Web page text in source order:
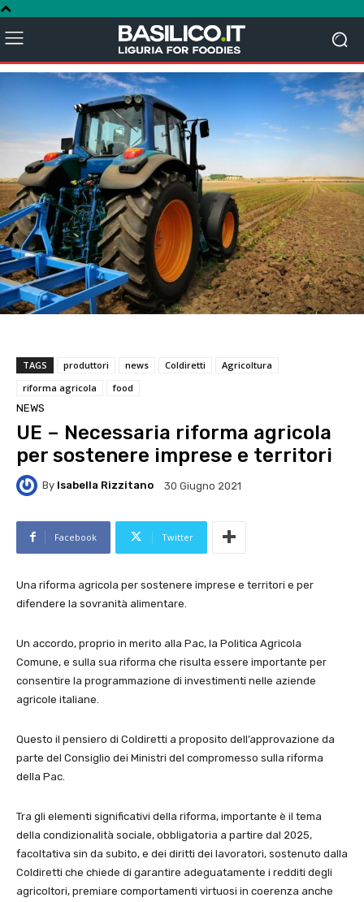
TAGS produttori news Coldiretti
Agricoltura
riforma agricola
food
NEWS
UE – Necessaria riforma agricola
per sostenere imprese e territori
By Isabella Rizzitano 30 Giugno 2021
Facebook Twitter
Una riforma agricola per sostenere imprese e territori e per
difendere la sovranità alimentare.
Un accordo, proprio in merito alla Pac, la Politica Agricola
Comune, e sulla sua riforma che risulta essere importante per
consentire la programmazione di investimenti nelle aziende
agricole italiane.
Questo il pensiero di Coldiretti a proposito dell’approvazione da
parte del Consiglio dei Ministri del compromesso sulla riforma
della Pac.
Tra gli elementi significativi della riforma, importante è il tema
della condizionalità sociale, obbligatoria a partire dal 2025,
facoltativa sin da subito, e dei diritti dei lavoratori, sostenuto dalla
Coldiretti che chiede di garantire adeguatamente i redditi degli
agricoltori, premiare comportamenti virtuosi in coerenza anche